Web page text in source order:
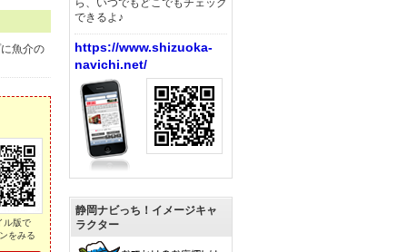
魚介の
ル版で
をみる
ら、いつでもどこでもチェック
できるよ♪
https://www.shizuoka-
navichi.net/
静岡ナビっち！イメージキャ
ラクター